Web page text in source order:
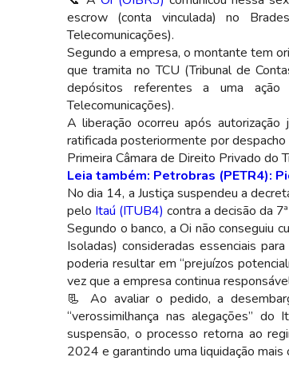
escrow (conta vinculada) no
Telecomunicações).
Segundo a empresa, o montante tem
que tramita no TCU (Tribunal de
depósitos referentes a uma
Telecomunicações).
A liberação ocorreu após autorização
ratificada posteriormente por
Primeira Câmara de Direito Privado do
Leia também: Petrobras (PETR4):
No dia 14, a Justiça suspendeu a
pelo Itaú (ITUB4) contra a decisão da
Segundo o banco, a Oi não conseguiu
Isoladas) consideradas essenciais
poderia resultar em “prejuízos
vez que a empresa continua
📃 Ao avaliar o pedido, a
“verossimilhança nas alegações”
suspensão, o processo retorna ao
2024 e garantindo uma liquidação mais